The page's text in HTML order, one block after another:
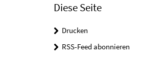
Diese Seite
Drucken
RSS-Feed abonnieren